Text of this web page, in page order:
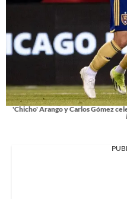
'Chicho' Arango y Carlos Gómez